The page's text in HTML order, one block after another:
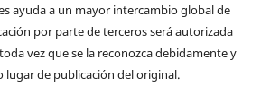
ayuda a un mayor intercambio global de
por parte de terceros será autorizada
vez que se la reconozca debidamente y
lugar de publicación del original.